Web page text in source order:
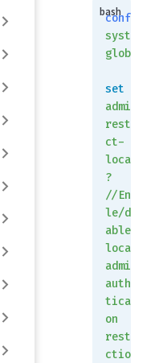
config
system
global
set
admin-
restri
ct-
local
?
//Enab
le/dis
able
local
admin
authen
ticati
on
restri
ction